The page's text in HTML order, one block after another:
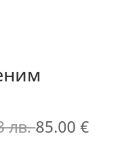
лв.85.00 €